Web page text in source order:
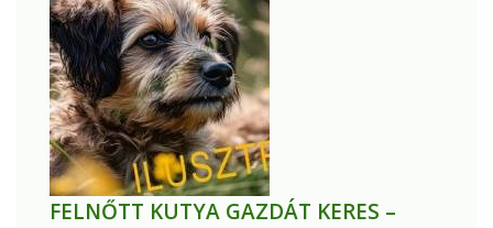
FELNŐTT KUTYA GAZDÁT KERES –